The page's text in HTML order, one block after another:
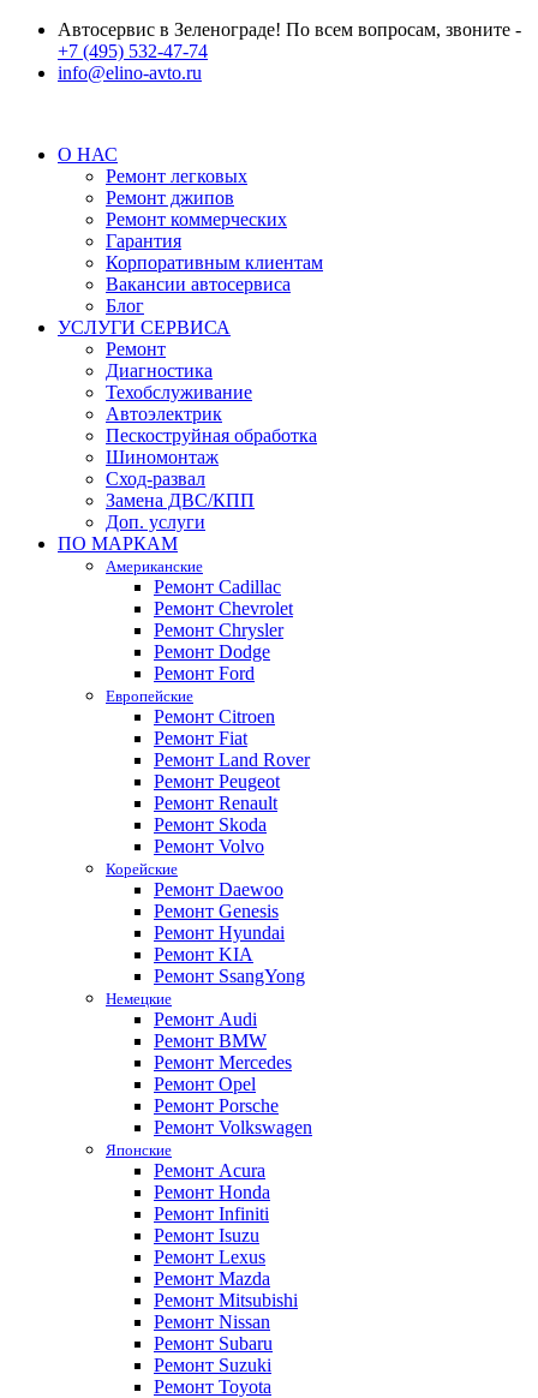
Автосервис в Зеленограде! По всем вопросам, звоните -
+7 (495) 532-47-74
info@elino-avto.ru
О НАС
Ремонт легковых
Ремонт джипов
Ремонт коммерческих
Гарантия
Корпоративным клиентам
Вакансии автосервиса
Блог
УСЛУГИ СЕРВИСА
Ремонт
Диагностика
Техобслуживание
Автоэлектрик
Пескоструйная обработка
Шиномонтаж
Сход-развал
Замена ДВС/КПП
Доп. услуги
ПО МАРКАМ
Американские
Ремонт Cadillac
Ремонт Chevrolet
Ремонт Chrysler
Ремонт Dodge
Ремонт Ford
Европейские
Ремонт Citroen
Ремонт Fiat
Ремонт Land Rover
Ремонт Peugeot
Ремонт Renault
Ремонт Skoda
Ремонт Volvo
Корейские
Ремонт Daewoo
Ремонт Genesis
Ремонт Hyundai
Ремонт KIA
Ремонт SsangYong
Немецкие
Ремонт Audi
Ремонт BMW
Ремонт Mercedes
Ремонт Opel
Ремонт Porsche
Ремонт Volkswagen
Японские
Ремонт Acura
Ремонт Honda
Ремонт Infiniti
Ремонт Isuzu
Ремонт Lexus
Ремонт Mazda
Ремонт Mitsubishi
Ремонт Nissan
Ремонт Subaru
Ремонт Suzuki
Ремонт Toyota